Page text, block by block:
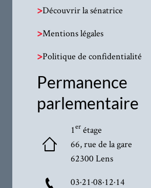
>Découvrir la sénatrice
>Mentions légales
>Politique de confidentialité
Permanence
parlementaire
1erétage
66, rue de la gare
62300 Lens
03·21·08·12·14